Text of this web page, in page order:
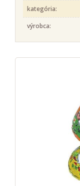
kategória:
výrobca: